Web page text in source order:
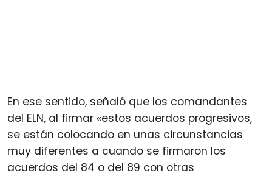
En ese sentido, señaló que los comandantes
del ELN, al firmar «estos acuerdos progresivos,
se están colocando en unas circunstancias
muy diferentes a cuando se firmaron los
acuerdos del 84 o del 89 con otras